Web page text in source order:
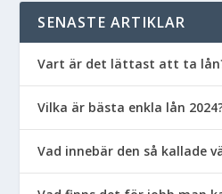
SENASTE ARTIKLAR
Vart är det lättast att ta
Vilka är bästa enkla lån
Vad innebär den så kallade